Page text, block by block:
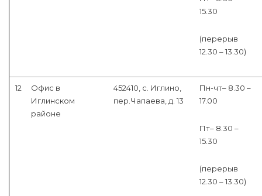
15.30
(перерыв
12.30 – 13.30)
12
Офис в
Иглинском
районе
452410, с. Иглино,
пер.Чапаева, д. 13
Пн-чт– 8.30 –
17.00
Пт– 8.30 –
15.30
(перерыв
12.30 – 13.30)